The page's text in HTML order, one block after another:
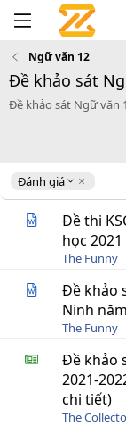
Ngữ văn 12
Đề khảo sát
Đề khảo sát Ngữ văn
Đánh giá
D
e
Đề thi
học
The Funny
Đề khảo
Ninh
The Funny
Đề khảo
2021-
chi tiết)
The